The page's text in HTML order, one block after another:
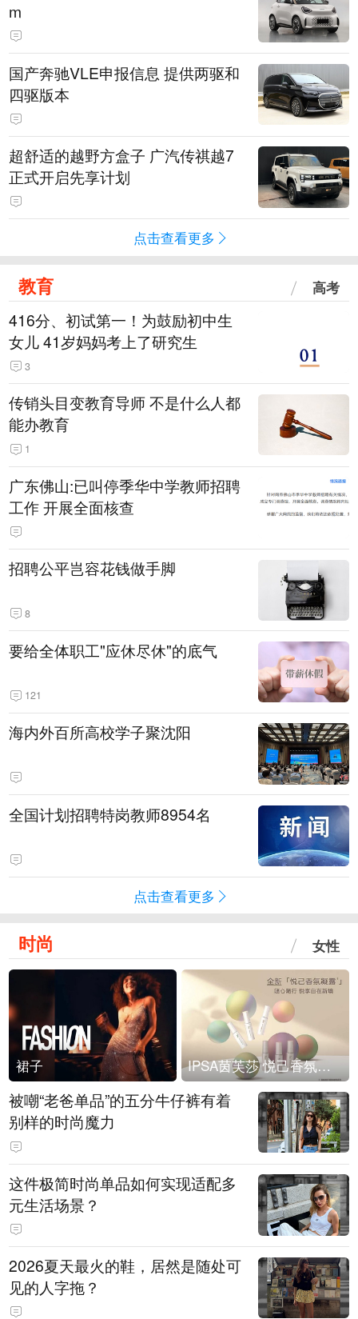
m
国产奔驰VLE申报信息 提供两驱和
四驱版本
超舒适的越野方盒子 广汽传祺越7
正式开启先享计划
点击查看更多
教育 高考
416分、初试第一！为鼓励初中生
女儿 41岁妈妈考上了研究生
3
传销头目变教育导师 不是什么人都
能办教育
1
广东佛山:已叫停季华中学教师招聘
工作 开展全面核查
招聘公平岂容花钱做手脚
8
要给全体职工"应休尽休"的底气
121
海内外百所高校学子聚沈阳
全国计划招聘特岗教师8954名
点击查看更多
时尚 女性
裙子 IPSA茵芙莎 悦己香氛凝露上市
被嘲“老爸单品”的五分牛仔裤有着
别样的时尚魔力
这件极简时尚单品如何实现适配多
元生活场景？
2026夏天最火的鞋，居然是随处可
见的人字拖？